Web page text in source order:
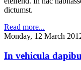
dictumst.
Read more...
Monday, 12 March
In vehicula